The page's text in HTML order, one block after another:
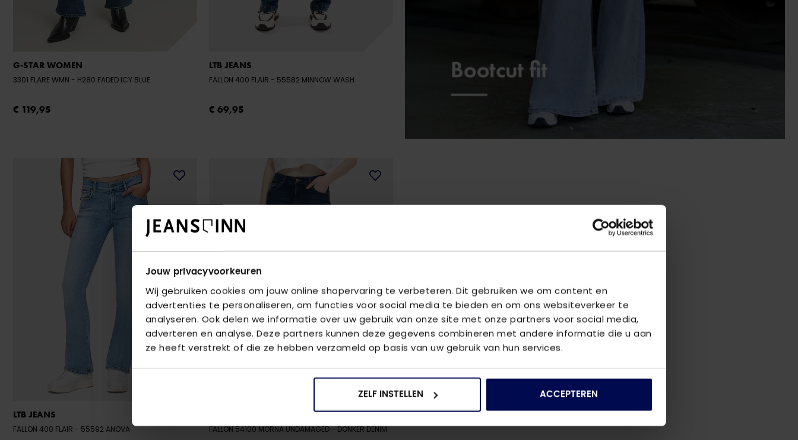
Jouw privacyvoorkeuren
Wij gebruiken cookies om jouw online shopervaring te verbeteren. Dit gebruiken we om content en
advertenties te personaliseren, om functies voor social media te bieden en om ons websiteverkeer te
analyseren. Ook delen we informatie over uw gebruik van onze site met onze partners voor social media,
adverteren en analyse. Deze partners kunnen deze gegevens combineren met andere informatie die u aan
ze heeft verstrekt of die ze hebben verzameld op basis van uw gebruik van hun services.
ZELF INSTELLEN ACCEPTEREN
G-STAR WOMEN
3301 FLARE WMN - H280 FADED ICY BLUE
€ 119,95
LTB JEANS
FALLON 400 FLAIR - 55582 MINNOW WASH
€ 69,95
LTB JEANS
FALLON 400 FLAIR - 55592 ANOVA FALLON 54100 MORNA UNDAMAGED - DONKER DENIM